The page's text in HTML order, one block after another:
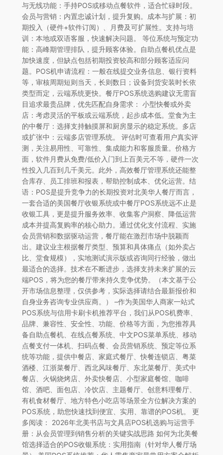
与无线功能：手持POS或移动点餐软件，适合忙碌时段。
会员与营销：内置忠诚计划，提升复购。成本与扩展：初
期投入（硬件+软件订阅）、月费及可扩展性。支持与培
训：本地或双语客服，快速解决问题。 等位系统与预定功
能：高峰期管理排队，提升顾客体验。自助点餐机优点是
加快速度，但缺点包括初期投资较高和部分顾客适应问
题。POS机申请流程：一般在线提交业务信息、银行资料
等，审核周期短则当天，长则数日；设备到货安装时长依
类型而定，云端系统更快。餐厅POS系统选购建议无需盲
目追求最贵品牌，优先匹配自身需求： 小型快餐或外卖
店：考虑灵活的平板或云端系统，起步成本低。堂食为主
的中餐厅：选择支持触摸屏和厨房显示的稳定系统。多店
或扩张中：云端多店管理系统。 评估时可查看用户真实评
测，关注易用性、可靠性、集成能力和客服质量。价格方
面，软件月费从免费/低价入门到上百美元不等，硬件一次
性投入几百到几千美元。此外，高效餐厅管理系统还能整
合库存、员工排班和报表，帮助控制成本、优化运营。结
语：POS是提升竞争力的长期投资对北美华人餐厅而言，
一套合适的美国餐厅收银系统或中餐厅POS系统远不止是
收银工具，更是提升服务效率、收集客户洞察、降低运营
成本并提高复购率的核心助力。通过优化支付流程、实施
会员营销和数据驱动运营，餐厅能在激烈市场中脱颖而
出。建议业主根据餐厅类型、预算和具体痛点（如外卖占
比、堂食规模），实地测试演示版或咨询同行经验，做出
最适合的选择。技术在不断进步，选择支持未来扩展的云
端POS，将为您的餐厅带来持久竞争优势。（本文基于公
开市场信息整理，仅供参考，实际选择请结合最新报价和
自身业务咨询专业供应商。） –作为美国华人商家一站式
POS系统与信用卡刷卡机推荐平台，我们从POS机费率、
品牌、兼容性、安全性、功能、价格等方面，为您推荐具
备自助点餐机、在线点餐系统、中文POS菜单系统、移动
点餐支付一体机、扫码点餐、会员营销系统、预定等位系
统等功能，提供中餐店、家庭式餐厅、快餐连锁店、粤菜
酒楼、江浙菜餐厅、西北风味餐厅、东北菜餐厅、美式中
餐店、火锅烧烤店、外卖快餐店、小型家庭餐馆、咖啡
馆、酒吧、面包店、冷饮店、主题餐厅、创意料理餐厅、
有机食材餐厅、地方特色小吃店等场景全方位解决方案的
POS系统，助您快速找到便宜、实用、靠谱的POS机。 更
多阅读： 2026年北美书店与文具店POS机选购与运营手
册：从会员管理到销售分析的关键实战思路 如何为北美餐
馆选择适合的POS收银系统：实用指南（针对华人餐厅场